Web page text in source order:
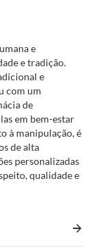
e
e tradição.
e
com um
de
em bem-estar
à manipulação, é
de alta
personalizadas
qualidade e